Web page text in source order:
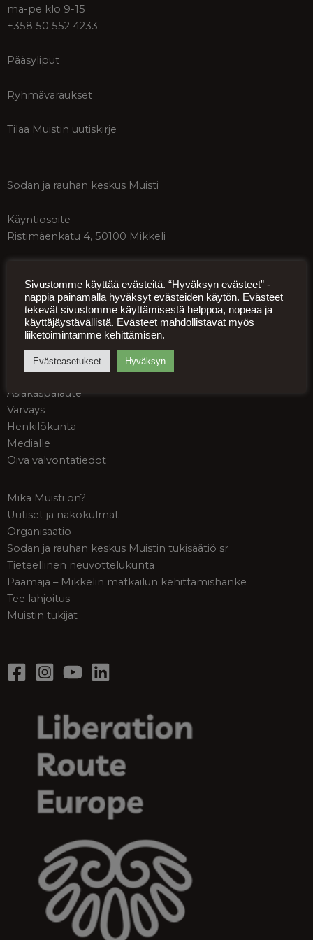
ma-pe klo 9-15
+358 50 552 4233
Pääsyliput
Ryhmävaraukset
Tilaa Muistin uutiskirje
Sodan ja rauhan keskus Muisti
Käyntiosoite
Ristimäenkatu 4, 50100 Mikkeli
Päämajankuja 1-3, 50100 Mikkeli
Palveluehdot
Palautusohjeet
Tietosuojaseloste
Saavutettavuusseloste
Asiakaspalaute
Värväys
Henkilökunta
Medialle
Oiva valvontatiedot
Mikä Muisti on?
Uutiset ja näkökulmat
Organisaatio
Sodan ja rauhan keskus Muistin tukisäätiö sr
Tieteellinen neuvottelukunta
Päämaja – Mikkelin matkailun kehittämishanke
Tee lahjoitus
Muistin tukijat
Sivustomme käyttää evästeitä. “Hyväksyn evästeet” -
nappia painamalla hyväksyt evästeiden käytön. Evästeet
tekevät sivustomme käyttämisestä helppoa, nopeaa ja
käyttäjäystävällistä. Evästeet mahdollistavat myös
liiketoimintamme kehittämisen.
Evästeasetukset Hyväksyn